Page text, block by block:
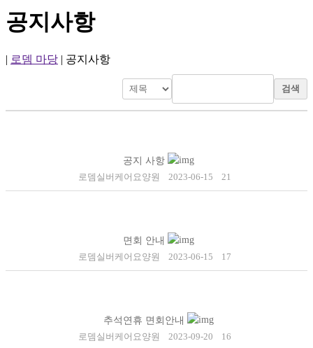
공지사항
| 로뎀 마당 | 공지사항
검색
공지 사항
로뎀실버케어요양원
2023-06-15 21
면회 안내
로뎀실버케어요양원
2023-06-15 17
추석연휴 면회안내
로뎀실버케어요양원
2023-09-20 16